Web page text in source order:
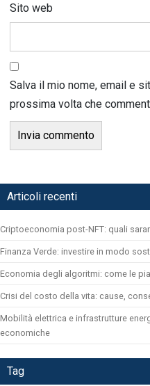
Sito web
Salva il mio nome, email e
prossima volta che
Articoli recenti
Criptoeconomia post-NFT: quali
Finanza Verde: investire in modo
Economia degli algoritmi: come le
Crisi del costo della vita: cause,
Mobilità elettrica e infrastrutture
economiche
Tag